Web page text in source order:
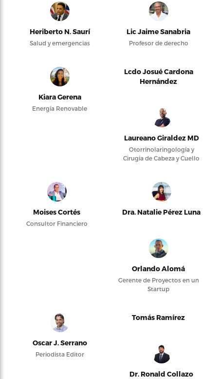
Heriberto N. Saurí
Salud y emergencias
Lic Jaime Sanabria
Profesor de derecho
Kiara Gerena
Energía Renovable
Lcdo Josué Cardona
Hernández
Laureano Giraldez MD
Otorrinolaringología y
Cirugía de Cabeza y Cuello
Moises Cortés
Consultor Financiero
Dra. Natalie Pérez Luna
Orlando Alomá
Gerente de Proyectos en un
Startup
Oscar J. Serrano
Periodista Editor
Tomás Ramírez
Dr. Ronald Collazo